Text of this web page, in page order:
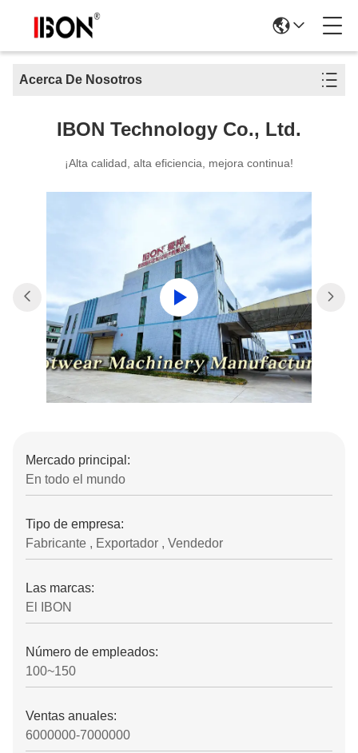
Acerca De Nosotros
IBON Technology Co., Ltd.
¡Alta calidad, alta eficiencia, mejora continua!
Mercado principal:
En todo el mundo
Tipo de empresa:
Fabricante , Exportador , Vendedor
Las marcas:
El IBON
Número de empleados:
100~150
Ventas anuales:
6000000-7000000